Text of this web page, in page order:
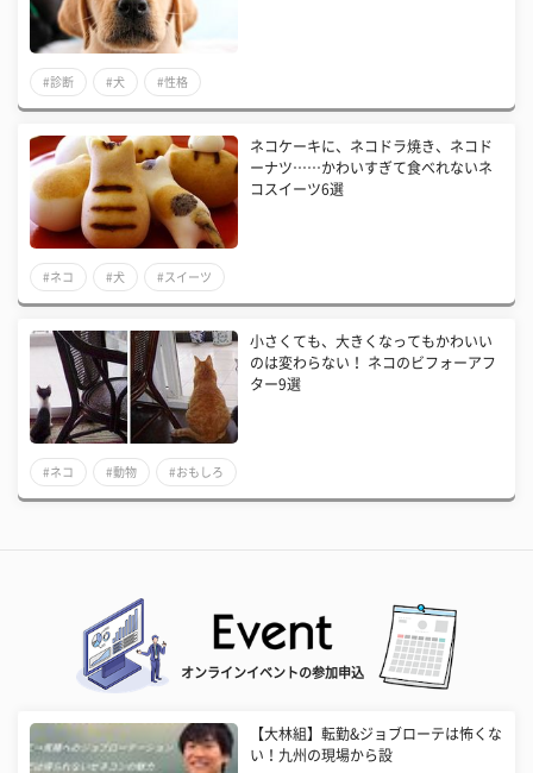
#診断 #犬 #性格
ネコケーキに、ネコドラ焼き、ネコド
ーナツ……かわいすぎて食べれないネ
コスイーツ6選
#ネコ #犬 #スイーツ
小さくても、大きくなってもかわいい
のは変わらない！ ネコのビフォーアフ
ター9選
#ネコ #動物 #おもしろ
オンラインイベントの参加申込
【大林組】転勤&ジョブローテは怖くな
い！九州の現場から設